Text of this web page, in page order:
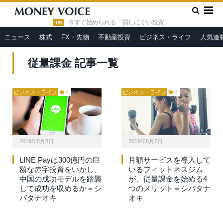
PR 今すぐ始められる「損しにくい投資」
ニュース 株式 FX・先物 不動産投資 ビジネス・ライフ 人気連
HOME » 従量課金
従量課金 記事一覧
ビジネス・ライフ 4
2019年8月8日
LINE Payは300億円の巨
額な赤字投資をいかし、
中国の成功モデルを踏襲
して成功を収めるか＝シ
バタナオキ
ビジネス・ライフ 4
2019年8月7日
月額サービスを導入して
いるフィットネスジム
が、従量課金を始める4
つのメリット＝シバタナ
オキ